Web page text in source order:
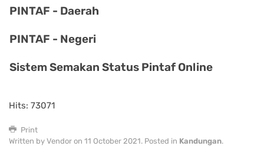
PINTAF - Daerah
PINTAF - Negeri
Sistem Semakan Status Pintaf Online
Hits: 73071
Print
Written by Vendor on 11 October 2021. Posted in Kandungan.